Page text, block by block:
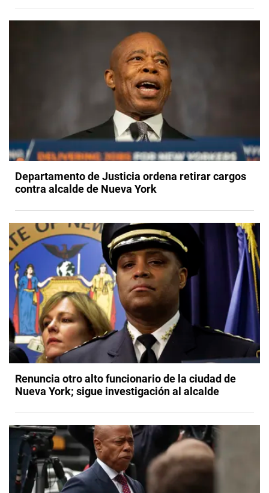
Departamento de Justicia ordena retirar cargos
contra alcalde de Nueva York
Renuncia otro alto funcionario de la ciudad de
Nueva York; sigue investigación al alcalde